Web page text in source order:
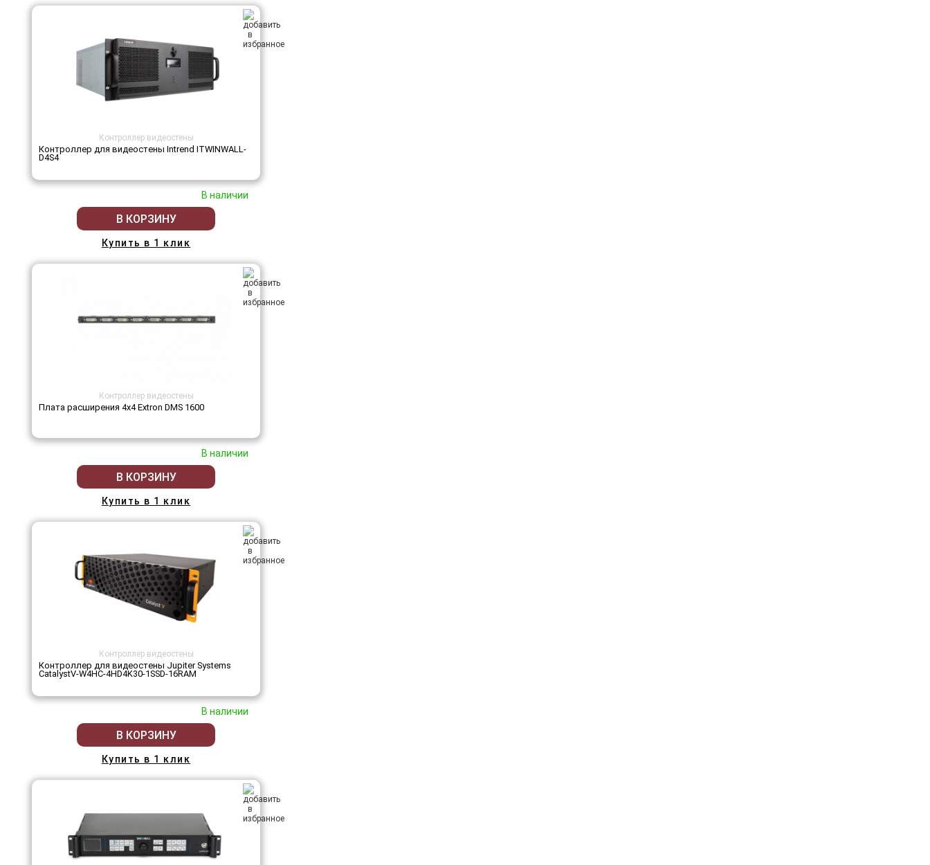
Контроллер видеостены
Контроллер для видеостены Intrend ITWINWALL-
D4S4
В наличии
В КОРЗИНУ
Купить в 1 клик
Контроллер видеостены
Плата расширения 4х4 Extron DMS 1600
В наличии
В КОРЗИНУ
Купить в 1 клик
Контроллер видеостены
Контроллер для видеостены Jupiter Systems
CatalystV-W4HC-4HD4K30-1SSD-16RAM
В наличии
В КОРЗИНУ
Купить в 1 клик